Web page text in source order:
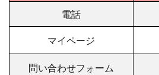
電話
マイページ
問い合わせフォーム